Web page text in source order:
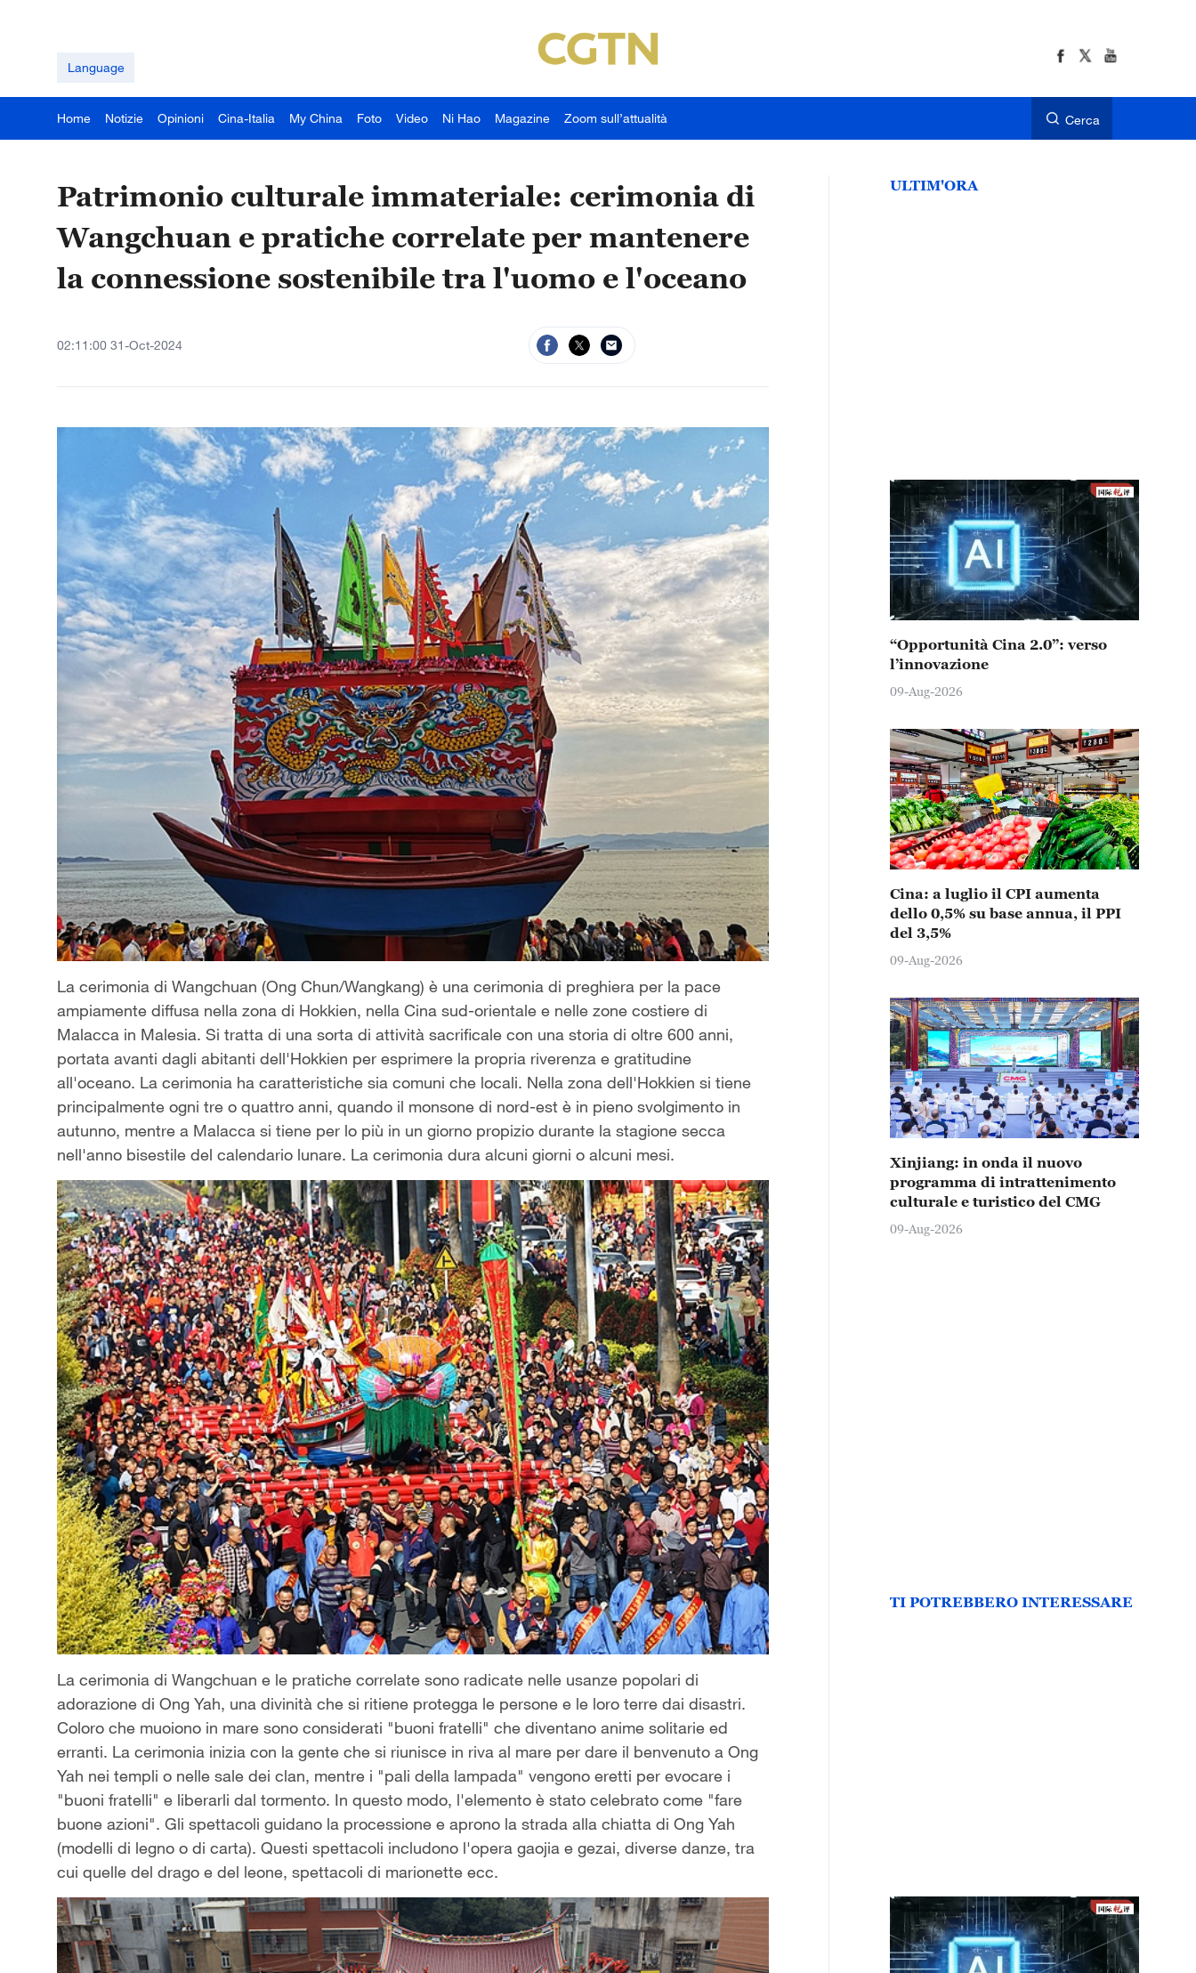
Language
Home Notizie Opinioni Cina-Italia My China Foto Video Ni Hao Magazine Zoom sull’attualità Cerca
Patrimonio culturale immateriale: cerimonia di
Wangchuan e pratiche correlate per mantenere
la connessione sostenibile tra l'uomo e l'oceano
02:11:00 31-Oct-2024
La cerimonia di Wangchuan (Ong Chun/Wangkang) è una cerimonia di preghiera per la pace
ampiamente diffusa nella zona di Hokkien, nella Cina sud-orientale e nelle zone costiere di
Malacca in Malesia. Si tratta di una sorta di attività sacrificale con una storia di oltre 600 anni,
portata avanti dagli abitanti dell'Hokkien per esprimere la propria riverenza e gratitudine
all'oceano. La cerimonia ha caratteristiche sia comuni che locali. Nella zona dell'Hokkien si tiene
principalmente ogni tre o quattro anni, quando il monsone di nord-est è in pieno svolgimento in
autunno, mentre a Malacca si tiene per lo più in un giorno propizio durante la stagione secca
nell'anno bisestile del calendario lunare. La cerimonia dura alcuni giorni o alcuni mesi.
La cerimonia di Wangchuan e le pratiche correlate sono radicate nelle usanze popolari di
adorazione di Ong Yah, una divinità che si ritiene protegga le persone e le loro terre dai disastri.
Coloro che muoiono in mare sono considerati "buoni fratelli" che diventano anime solitarie ed
erranti. La cerimonia inizia con la gente che si riunisce in riva al mare per dare il benvenuto a Ong
Yah nei templi o nelle sale dei clan, mentre i "pali della lampada" vengono eretti per evocare i
"buoni fratelli" e liberarli dal tormento. In questo modo, l'elemento è stato celebrato come "fare
buone azioni". Gli spettacoli guidano la processione e aprono la strada alla chiatta di Ong Yah
(modelli di legno o di carta). Questi spettacoli includono l'opera gaojia e gezai, diverse danze, tra
cui quelle del drago e del leone, spettacoli di marionette ecc.
ULTIM'ORA
“Opportunità Cina 2.0”: verso
l’innovazione
09-Aug-2026
Cina: a luglio il CPI aumenta
dello 0,5% su base annua, il PPI
del 3,5%
09-Aug-2026
Xinjiang: in onda il nuovo
programma di intrattenimento
culturale e turistico del CMG
09-Aug-2026
TI POTREBBERO INTERESSARE